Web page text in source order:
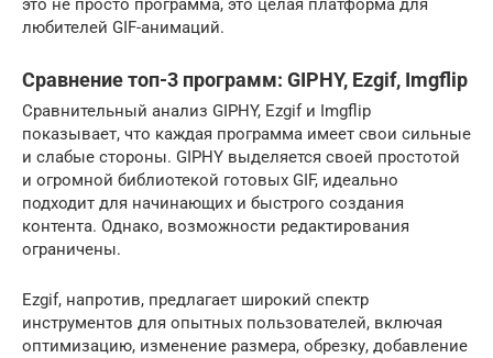
это не просто программа, это целая платформа для
любителей GIF-анимаций.
Сравнение топ-3 программ: GIPHY, Ezgif, Imgflip
Сравнительный анализ GIPHY, Ezgif и Imgflip
показывает, что каждая программа имеет свои сильные
и слабые стороны. GIPHY выделяется своей простотой
и огромной библиотекой готовых GIF, идеально
подходит для начинающих и быстрого создания
контента. Однако, возможности редактирования
ограничены.
Ezgif, напротив, предлагает широкий спектр
инструментов для опытных пользователей, включая
оптимизацию, изменение размера, обрезку, добавление